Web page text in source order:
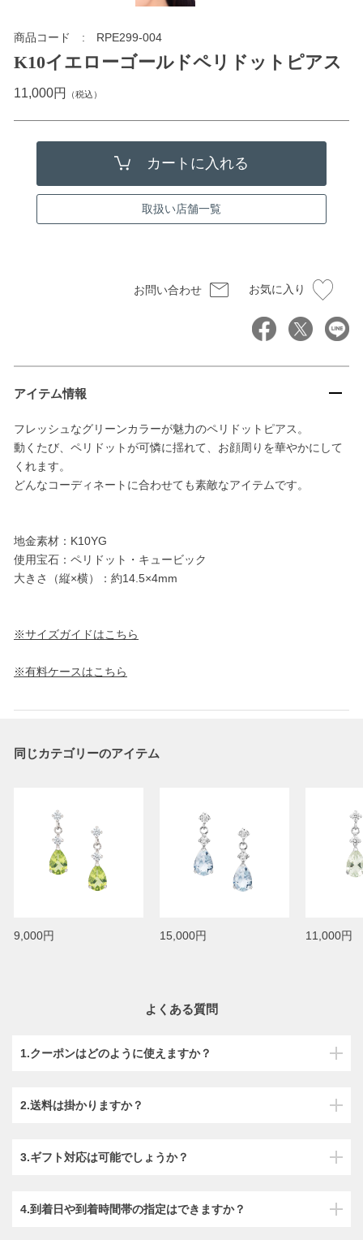
商品コード RPE299-004
K10イエローゴールドペリドットピアス
11,000円 （税込）
取扱い店舗一覧
お問い合わせ お気に入り
アイテム情報
フレッシュなグリーンカラーが魅力のペリドットピアス。
動くたび、ペリドットが可憐に揺れて、お顔周りを華やかにして
くれます。
どんなコーディネートに合わせても素敵なアイテムです。
地金素材：K10YG
使用宝石：ペリドット・キュービック
大きさ（縦×横）：約14.5×4mm
※サイズガイドはこちら
※有料ケースはこちら
同じカテゴリーのアイテム
9,000円 15,000円 11,000円
よくある質問
1.クーポンはどのように使えますか？
2.送料は掛かりますか？
3.ギフト対応は可能でしょうか？
4.到着日や到着時間帯の指定はできますか？